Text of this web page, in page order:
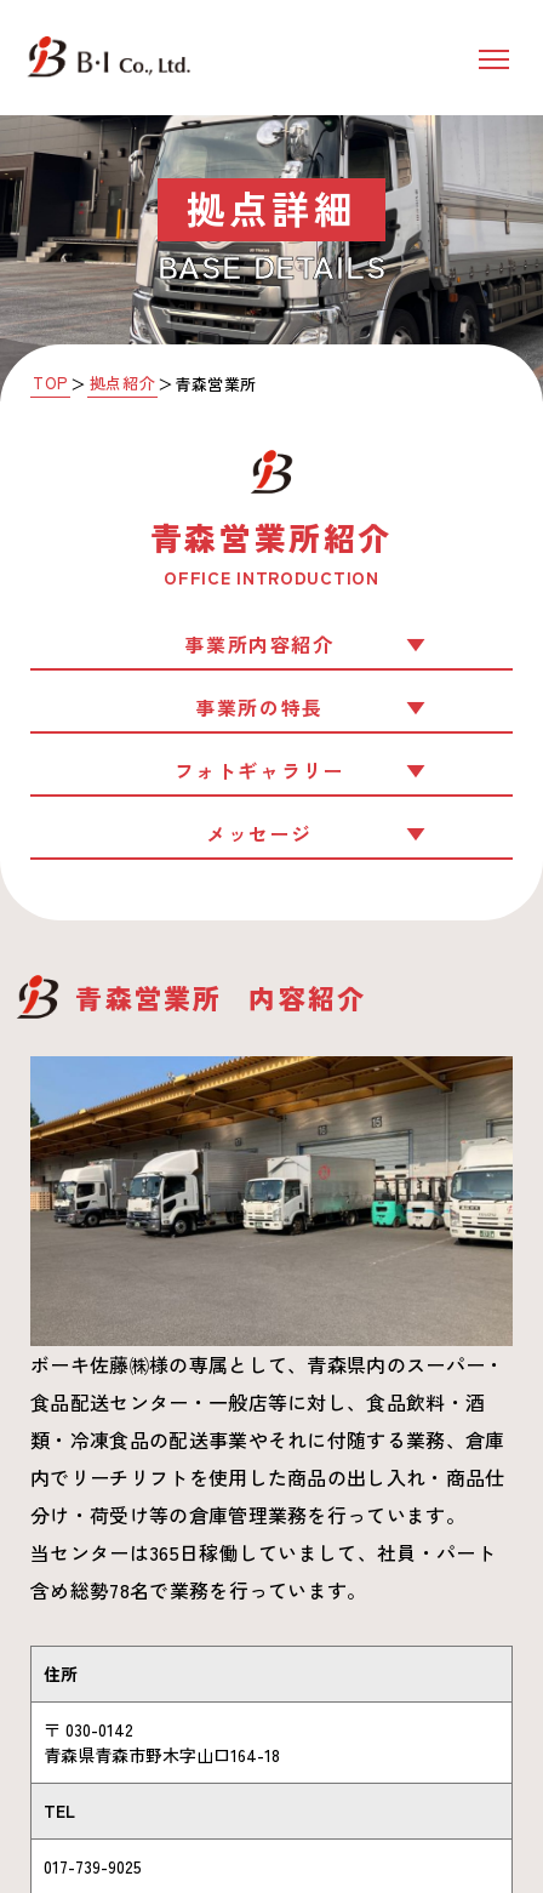
拠点詳細
BASE DETAILS
TOP ＞ 拠点紹介＞青森営業所
青森営業所紹介
OFFICE INTRODUCTION
事業所内容紹介
事業所の特長
フォトギャラリー
メッセージ
青森営業所 内容紹介
ボーキ佐藤㈱様の専属として、青森県内のスーパー・
食品配送センター・一般店等に対し、食品飲料・酒
類・冷凍食品の配送事業やそれに付随する業務、倉庫
内でリーチリフトを使用した商品の出し入れ・商品仕
分け・荷受け等の倉庫管理業務を行っています。
当センターは365日稼働していまして、社員・パート
含め総勢78名で業務を行っています。
住所
〒 030-0142
青森県青森市野木字山口164-18
TEL
017-739-9025